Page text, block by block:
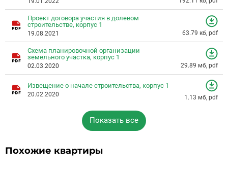
Проект договора участия в долевом
строительстве, корпус 1
19.08.2021 63.79 кб, pdf
Схема планировочной организации
земельного участка, корпус 1
02.03.2020 29.89 мб, pdf
Извещение о начале строительства, корпус 1
20.02.2020 1.13 мб, pdf
Показать все
Похожие квартиры